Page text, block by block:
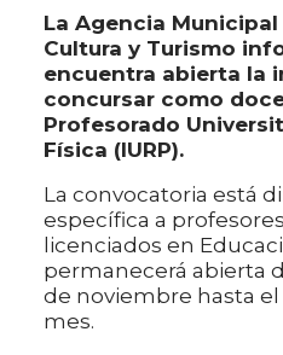
La Agencia
Cultura y Turismo
encuentra abierta la
concursar como
Profesorado
Física (IURP).
La convocatoria está
específica a
licenciados en
permanecerá abierta
de noviembre hasta
mes.